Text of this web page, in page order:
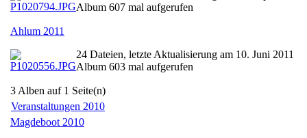
Album 607 mal aufgerufen
Ahlum 2011
24 Dateien, letzte Aktualisierung am 10. Juni 2011
Album 603 mal aufgerufen
3 Alben auf 1 Seite(n)
Veranstaltungen 2010
Magdeboot 2010